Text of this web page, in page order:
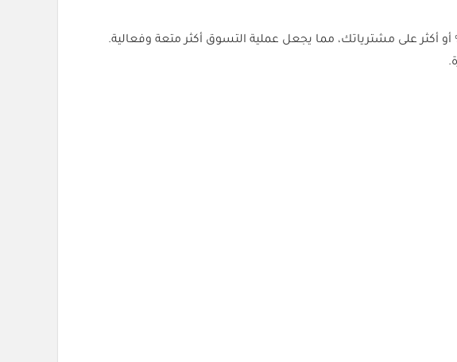
الخصم هي وسيلة رائعة لتوفير المال أثناء التسوق عبر الإنترنت. فهي تمنحك خصومات تصل إلى 50% أو أكثر على مشترياتك، مما يجعل عملية التسوق أكثر متعة وفعالية.